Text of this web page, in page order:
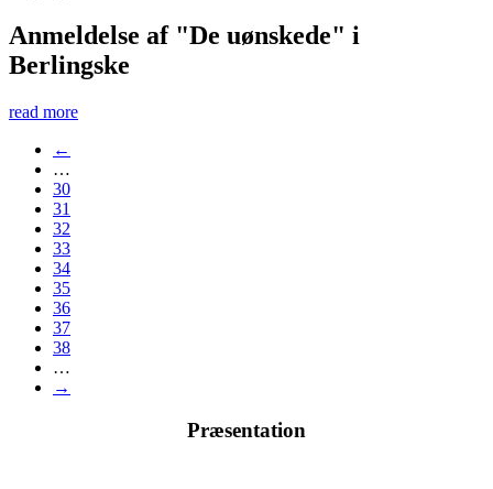
Anmeldelse af "De uønskede" i
Berlingske
read more
←
…
30
31
32
33
34
35
36
37
38
…
→
Præsentation